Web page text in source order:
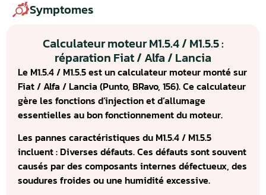
Symptomes
Calculateur moteur M1.5.4 / M1.5.5 :
réparation Fiat / Alfa / Lancia
Le M1.5.4 / M1.5.5 est un calculateur moteur monté sur
Fiat / Alfa / Lancia (Punto, BRavo, 156). Ce calculateur
gère les fonctions d’injection et d’allumage
essentielles au bon fonctionnement du moteur.
Les pannes caractéristiques du M1.5.4 / M1.5.5
incluent : Diverses défauts. Ces défauts sont souvent
causés par des composants internes défectueux, des
soudures froides ou une humidité excessive.